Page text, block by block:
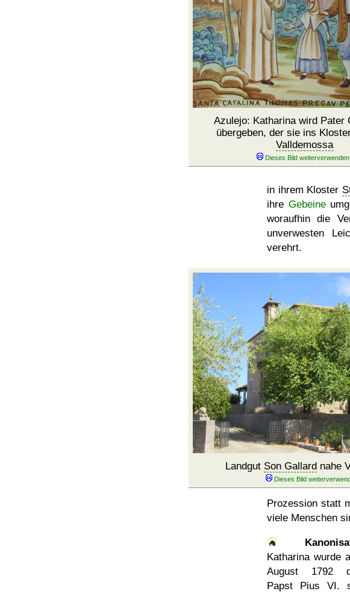
Azulejo: Katharina wird Pater
übergeben, der sie ins
Valldemossa
in ihrem Kloster
ihre Gebeine
woraufhin die
unverwesten
verehrt.
Landgut Son Gallardnahe
Prozession statt
viele Menschen
Katharina wurde
August 1792
Papst Pius VI.